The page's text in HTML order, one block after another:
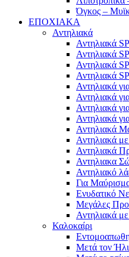
Όγκος –
ΕΠΟΧΙΑΚΑ
Αντηλιακά
Αντηλιακά
Αντηλιακά
Αντηλιακά
Αντηλιακά
Αντηλιακά
Αντηλιακά
Αντηλιακά
Αντηλιακά
Αντηλιακά
Αντηλιακά
Αντηλιακά
Αντηλιακα
Αντηλιακό
Για
Ενυδατικό
Μεγάλες
Αντηλιακά
Καλοκαίρι
Μετά τον